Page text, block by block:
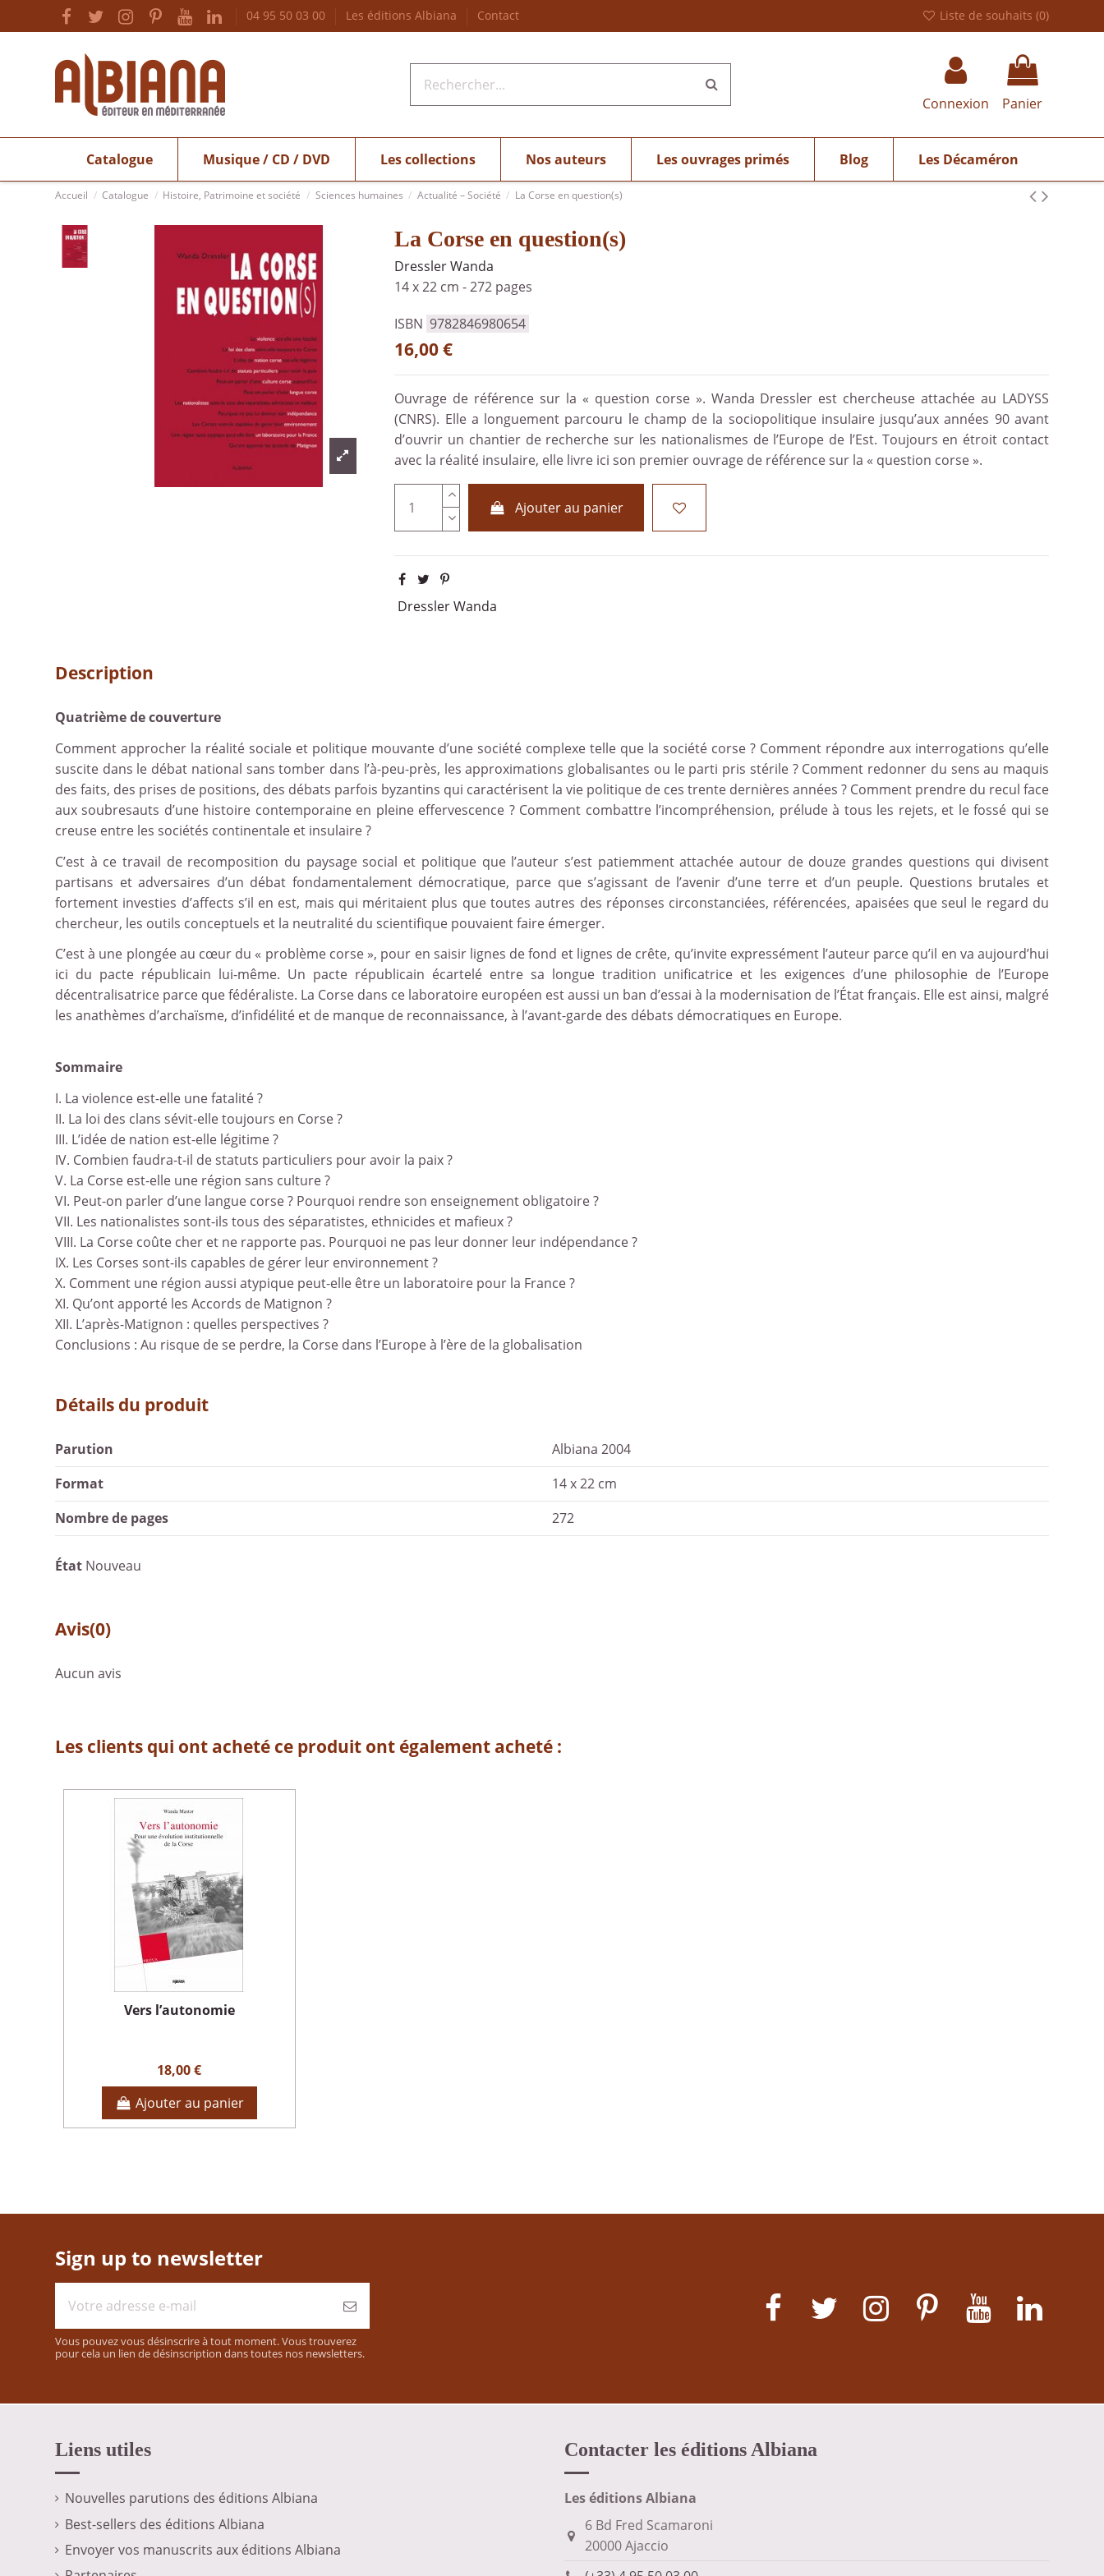
04 95 50 03 00 Les éditions Albiana Contact Liste de souhaits (0)
Connexion Panier
Catalogue Musique / CD / DVD Les collections Nos auteurs Les ouvrages primés Blog Les Décaméron
Accueil Catalogue Histoire, Patrimoine et société Sciences humaines Actualité – Société La Corse en question(s)
La Corse en question(s)
Dressler Wanda
14 x 22 cm -272 pages
ISBN 9782846980654
16,00 €
Ouvrage de référence sur la « question corse ». Wanda Dressler est chercheuse attachée au LADYSS
(CNRS). Elle a longuement parcouru le champ de la sociopolitique insulaire jusqu’aux années 90 avant
d’ouvrir un chantier de recherche sur les nationalismes de l’Europe de l’Est. Toujours en étroit contact
avec la réalité insulaire, elle livre ici son premier ouvrage de référence sur la « question corse ».
Ajouter au panier
Dressler Wanda
Description
Quatrième de couverture
Comment approcher la réalité sociale et politique mouvante d’une société complexe telle que la société corse ? Comment répondre aux interrogations qu’elle
suscite dans le débat national sans tomber dans l’à-peu-près, les approximations globalisantes ou le parti pris stérile ? Comment redonner du sens au maquis
des faits, des prises de positions, des débats parfois byzantins qui caractérisent la vie politique de ces trente dernières années ? Comment prendre du recul face
aux soubresauts d’une histoire contemporaine en pleine effervescence ? Comment combattre l’incompréhension, prélude à tous les rejets, et le fossé qui se
creuse entre les sociétés continentale et insulaire ?
C’est à ce travail de recomposition du paysage social et politique que l’auteur s’est patiemment attachée autour de douze grandes questions qui divisent
partisans et adversaires d’un débat fondamentalement démocratique, parce que s’agissant de l’avenir d’une terre et d’un peuple. Questions brutales et
fortement investies d’affects s’il en est, mais qui méritaient plus que toutes autres des réponses circonstanciées, référencées, apaisées que seul le regard du
chercheur, les outils conceptuels et la neutralité du scientifique pouvaient faire émerger.
C’est à une plongée au cœur du « problème corse », pour en saisir lignes de fond et lignes de crête, qu’invite expressément l’auteur parce qu’il en va aujourd’hui
ici du pacte républicain lui-même. Un pacte républicain écartelé entre sa longue tradition unificatrice et les exigences d’une philosophie de l’Europe
décentralisatrice parce que fédéraliste. La Corse dans ce laboratoire européen est aussi un ban d’essai à la modernisation de l’État français. Elle est ainsi, malgré
les anathèmes d’archaïsme, d’infidélité et de manque de reconnaissance, à l’avant-garde des débats démocratiques en Europe.
Sommaire
I. La violence est-elle une fatalité ?
II. La loi des clans sévit-elle toujours en Corse ?
III. L’idée de nation est-elle légitime ?
IV. Combien faudra-t-il de statuts particuliers pour avoir la paix ?
V. La Corse est-elle une région sans culture ?
VI. Peut-on parler d’une langue corse ? Pourquoi rendre son enseignement obligatoire ?
VII. Les nationalistes sont-ils tous des séparatistes, ethnicides et mafieux ?
VIII. La Corse coûte cher et ne rapporte pas. Pourquoi ne pas leur donner leur indépendance ?
IX. Les Corses sont-ils capables de gérer leur environnement ?
X. Comment une région aussi atypique peut-elle être un laboratoire pour la France ?
XI. Qu’ont apporté les Accords de Matignon ?
XII. L’après-Matignon : quelles perspectives ?
Conclusions : Au risque de se perdre, la Corse dans l’Europe à l’ère de la globalisation
Détails du produit
Parution
Albiana 2004
Format
14 x 22 cm
Nombre de pages
272
État Nouveau
Avis(0)
Aucun avis
Les clients qui ont acheté ce produit ont également acheté :
Vers l’autonomie
18,00 €
Ajouter au panier
Sign up to newsletter
Vous pouvez vous désinscrire à tout moment. Vous trouverez
pour cela un lien de désinscription dans toutes nos newsletters.
Liens utiles
Nouvelles parutions des éditions Albiana
Best-sellers des éditions Albiana
Envoyer vos manuscrits aux éditions Albiana
Contacter les éditions Albiana
Les éditions Albiana
6 Bd Fred Scamaroni
20000 Ajaccio